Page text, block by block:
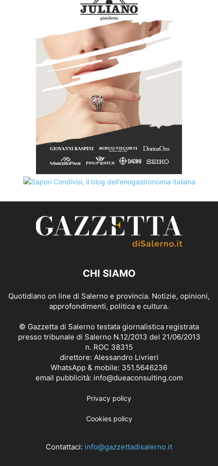
CHI SIAMO
Quotidiano on line di Salerno e provincia. Notizie, opinioni,
approfondimenti, politica e cultura.
© Gazzetta di Salerno testata giornalistica registrata
presso tribunale di Salerno N.12/2013 del 21/06/2013
n. ROC 38315
direttore: Alessandro Livrieri
WhatsApp & mobile: 351.5646236
email pubblicità: info@dueaconsulting.com
Privacy policy
Cookies policy
Contattaci: info@gazzettadisalerno.it